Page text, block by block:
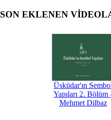
SON EKLENEN
Üsküdar'ın
Yapıları 2. Bölüm
Mehmet Dilbaz